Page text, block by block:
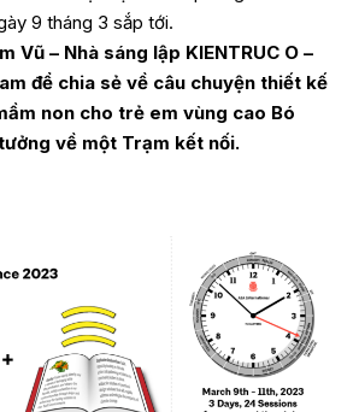
9 tháng 3 sắp tới.
Vũ – Nhà sáng lập KIENTRUC O –
để chia sẻ về câu chuyện thiết kế
non cho trẻ em vùng cao Bó
về một Trạm kết nối.